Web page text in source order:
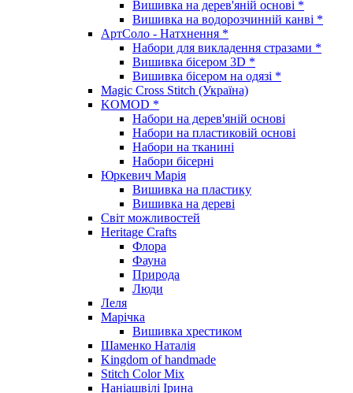
Вишивка на дерев'яній основі *
Вишивка на водорозчинній канві *
АртСоло - Натхнення *
Набори для викладення стразами *
Вишивка бісером 3D *
Вишивка бісером на одязі *
Magic Cross Stitch (Україна)
KOMOD *
Набори на дерев'яній основі
Набори на пластиковій основі
Набори на тканині
Набори бісерні
Юркевич Марія
Вишивка на пластику
Вишивка на дереві
Світ можливостей
Heritage Crafts
Флора
Фауна
Природа
Люди
Леля
Марічка
Вишивка хрестиком
Шаменко Наталія
Kingdom of handmade
Stitch Color Mix
Наніашвілі Ірина